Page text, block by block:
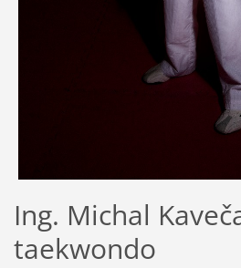
Ing. Michal
taekwondo